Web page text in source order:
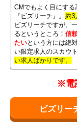
CMでもよく目にす
『ビズリーチ』。約3
ビズリーチですが、
るというところ！信
たいという方には絶
い限定求人のスカウト
い求人ばかりです。
※電
ビズリー